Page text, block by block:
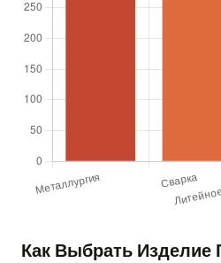
Как Выбрать Изделие